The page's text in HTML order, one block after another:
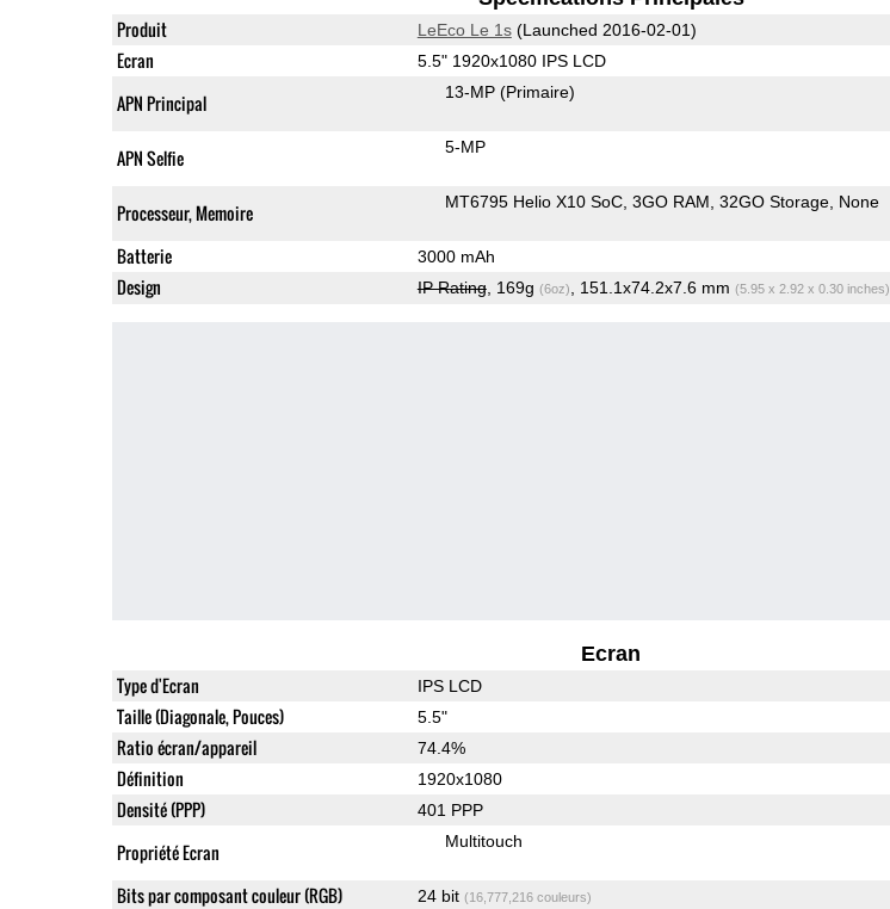
Produit LeEco Le 1s(Launched 2016-02-01)
Ecran 5.5" 1920x1080 IPS LCD
APN Principal 13-MP (Primaire)
APN Selfie 5-MP
Processeur, Memoire MT6795 Helio X10 SoC 3GO RAM 32GO Storage None
Batterie 3000 mAh
Design IP Rating, 169g (6oz) , 151.1x74.2x7.6 mm (5.95 x 2.92 x 0.30 inches)
Ecran
Type d'Ecran IPS LCD
Taille (Diagonale, Pouces) 5.5"
Ratio écran/appareil 74.4%
Définition 1920x1080
Densité (PPP) 401 PPP
Propriété Ecran Multitouch
Bits par composant couleur (RGB) 24 bit (16,777,216 couleurs)